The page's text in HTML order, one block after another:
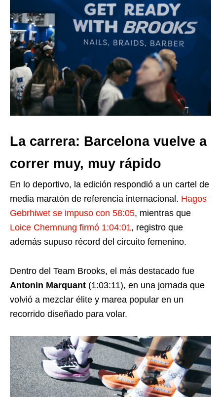
La carrera: Barcelona vuelve a
correr muy, muy rápido
En lo deportivo, la edición respondió a un cartel de
media maratón de referencia internacional. Hagos
Gebrhiwet se impuso con 58:05, mientras que
Loice Chemnung firmó 1:04:01, registro que
además supuso récord del circuito femenino.
Dentro del Team Brooks, el más destacado fue
Antonin Marquant (1:03:11), en una jornada que
volvió a mezclar élite y marea popular en un
recorrido diseñado para volar.